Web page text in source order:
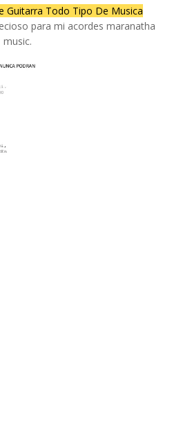
Guitarra Todo Tipo De Musica
para mi acordes maranatha
music.